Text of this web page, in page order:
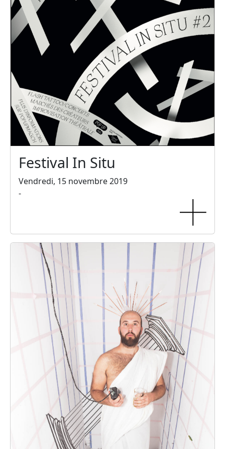
Festival In Situ
Vendredi, 15 novembre 2019
-